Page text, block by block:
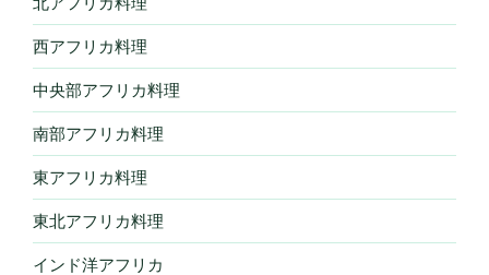
西アフリカ料理
中央部アフリカ料理
南部アフリカ料理
東アフリカ料理
東北アフリカ料理
インド洋アフリカ